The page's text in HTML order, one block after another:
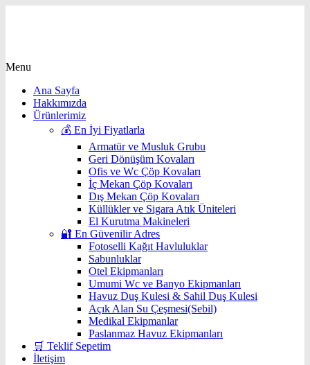
Menu
Ana Sayfa
Hakkımızda
Ürünlerimiz
💰 En İyi Fiyatlarla
Armatür ve Musluk Grubu
Geri Dönüşüm Kovaları
Ofis ve Wc Çöp Kovaları
İç Mekan Çöp Kovaları
Dış Mekan Çöp Kovaları
Küllükler ve Sigara Atık Üniteleri
El Kurutma Makineleri
🔐 En Güvenilir Adres
Fotoselli Kağıt Havluluklar
Sabunluklar
Otel Ekipmanları
Umumi Wc ve Banyo Ekipmanları
Havuz Duş Kulesi & Sahil Duş Kulesi
Açık Alan Su Çeşmesi(Sebil)
Medikal Ekipmanlar
Paslanmaz Havuz Ekipmanları
🛒 Teklif Sepetim
İletişim